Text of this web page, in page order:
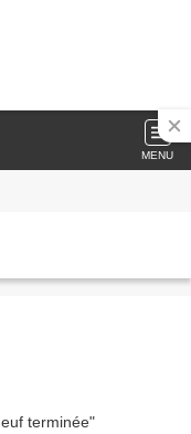
MENU